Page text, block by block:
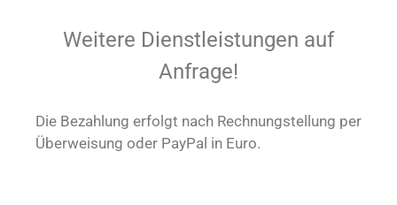
Weitere Dienstleistungen auf
Anfrage!
Die Bezahlung erfolgt nach Rechnungstellung per
Überweisung oder PayPal in Euro.